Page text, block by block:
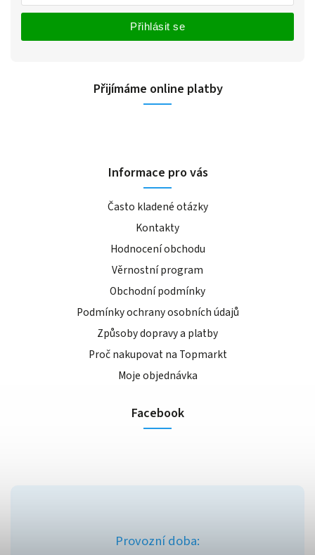
Přihlásit se
Přijímáme online platby
Informace pro vás
Často kladené otázky
Kontakty
Hodnocení obchodu
Věrnostní program
Obchodní podmínky
Podmínky ochrany osobních údajů
Způsoby dopravy a platby
Proč nakupovat na Topmarkt
Moje objednávka
Facebook